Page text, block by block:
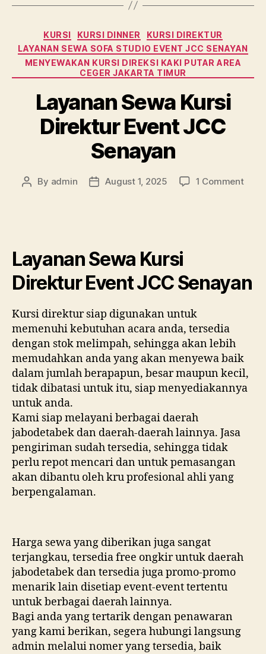
Categories
KURSI KURSI DINNER
KURSI DIREKTUR
LAYANAN SEWA SOFA STUDIO EVENT JCC SENAYAN
MENYEWAKAN KURSI DIREKSI KAKI PUTAR AREA
CEGER JAKARTA TIMUR
Layanan Sewa Kursi
Direktur Event JCC
Senayan
Post
By admin
PostAugust 1, 2025 1 Commenton
Layanan Sewa Kursi
Direktur Event JCC Senayan
Kursi direktur siap digunakan untuk
memenuhi kebutuhan acara anda, tersedia
dengan stok melimpah, sehingga akan lebih
memudahkan anda yang akan menyewa baik
dalam jumlah berapapun, besar maupun kecil,
tidak dibatasi untuk itu, siap menyediakannya
untuk anda.
Kami siap melayani berbagai daerah
jabodetabek dan daerah-daerah lainnya. Jasa
pengiriman sudah tersedia, sehingga tidak
perlu repot mencari dan untuk pemasangan
akan dibantu oleh kru profesional ahli yang
berpengalaman.
Harga sewa yang diberikan juga sangat
terjangkau, tersedia free ongkir untuk daerah
jabodetabek dan tersedia juga promo-promo
menarik lain disetiap event-event tertentu
untuk berbagai daerah lainnya.
Bagi anda yang tertarik dengan penawaran
yang kami berikan, segera hubungi langsung
admin melalui nomer yang tersedia, baik